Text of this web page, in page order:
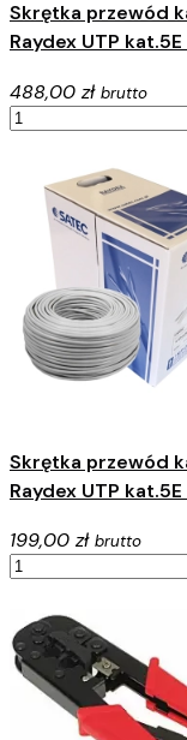
Skrętka przewód
Raydex UTP
488,00 zł brutto
Skrętka przewód
Raydex UTP
199,00 zł brutto